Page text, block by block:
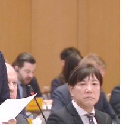
lúa phát thải thấp.